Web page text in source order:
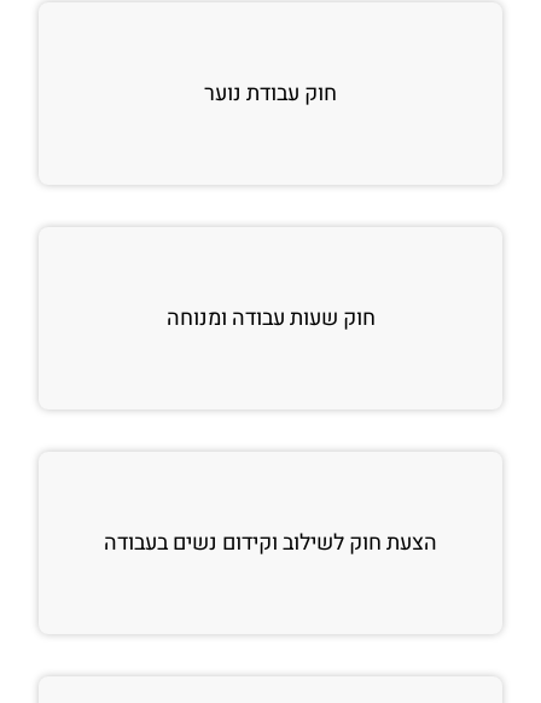
חוק עבודת נוער
חוק שעות עבודה ומנוחה
הצעת חוק לשילוב וקידום נשים בעבודה